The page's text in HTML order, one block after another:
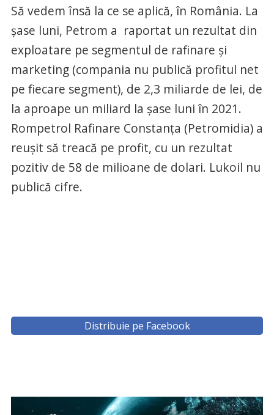
Să vedem însă la ce se aplică, în România. La
șase luni, Petrom a raportat un rezultat din
exploatare pe segmentul de rafinare și
marketing (compania nu publică profitul net
pe fiecare segment), de 2,3 miliarde de lei, de
la aproape un miliard la șase luni în 2021.
Rompetrol Rafinare Constanța (Petromidia) a
reușit să treacă pe profit, cu un rezultat
pozitiv de 58 de milioane de dolari. Lukoil nu
publică cifre.
Distribuie pe Facebook